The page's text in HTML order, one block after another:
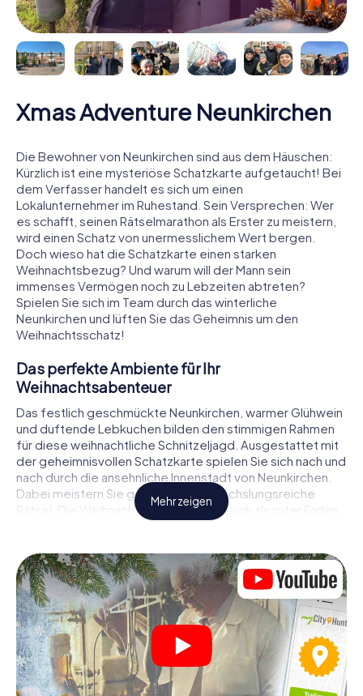
Xmas Adventure Neunkirchen
Die Bewohner von Neunkirchen sind aus dem Häuschen:
Kürzlich ist eine mysteriöse Schatzkarte aufgetaucht! Bei
dem Verfasser handelt es sich um einen
Lokalunternehmer im Ruhestand. Sein Versprechen: Wer
es schafft, seinen Rätselmarathon als Erster zu meistern,
wird einen Schatz von unermesslichem Wert bergen.
Doch wieso hat die Schatzkarte einen starken
Weihnachtsbezug? Und warum will der Mann sein
immenses Vermögen noch zu Lebzeiten abtreten?
Spielen Sie sich im Team durch das winterliche
Neunkirchen und lüften Sie das Geheimnis um den
Weihnachtsschatz!
Das perfekte Ambiente für Ihr
Weihnachtsabenteuer
Das festlich geschmückte Neunkirchen, warmer Glühwein
und duftende Lebkuchen bilden den stimmigen Rahmen
für diese weihnachtliche Schnitzeljagd. Ausgestattet mit
der geheimnisvollen Schatzkarte spielen Sie sich nach und
nach durch die ansehnliche Innenstadt von Neunkirchen.
Dabei meistern Sie gemeinsam abwechslungsreiche
Rätsel. Die Weihnachtsthematik zieht sich als roter Faden
durch das X-Mas Adventure in Neunkirchen. Auf
rund um das nahende Weihnachtsfest. Wird es Ihnen
gelingen, die Hinweise richtig zu deuten und anderen
Schatzsuchern stets einen Schritt voraus zu sein?
Der Weihnachtsmarkt von Neunkirchen als
Zwischenstopp
Stellen Sie ein kompetentes Team aus Freunden oder
Familienmitgliedern zusammen und begeben Sie sich
Mehr zeigen